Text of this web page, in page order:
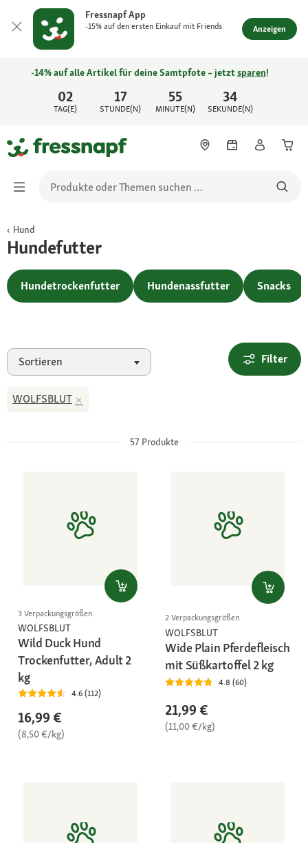
Fressnapf App
-15% auf den ersten Einkauf mit Friends Anzeigen
02
TAG(E)
17
STUNDE(N)
55
MINUTE(N)
34
SEKUNDE(N)
-14% auf alle Artikel für deine Samtpfote – jetztsparen!
Hund
Hundefutter
Hundetrockenfutter Hundenassfutter Snacks
Sortieren Filter
WOLFSBLUT
57Produkte
3 Verpackungsgrößen
WOLFSBLUT
Wild Duck Hund
Trockenfutter, Adult 2
kg
4.6 (112)
16,99 €
(8,50 €/kg)
2 Verpackungsgrößen
WOLFSBLUT
Wide Plain Pferdefleisch
mit Süßkartoffel 2 kg
4.8 (60)
21,99 €
(11,00 €/kg)